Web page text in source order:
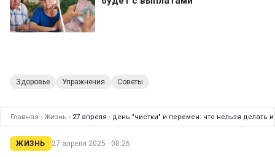
Здоровье Упражнения Советы
Главная › Жизнь › 27 апреля - день "чистки" и перемен: что нельзя делать
ЖИЗНЬ 27 апреля 2025 · 08:26